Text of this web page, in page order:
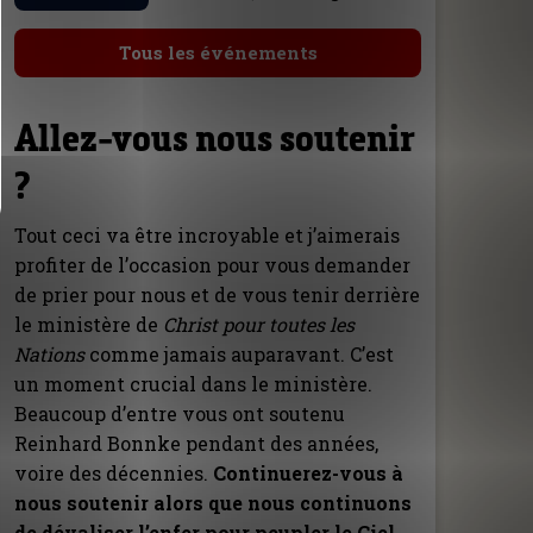
Tous les événements
Allez-vous nous soutenir
?
Tout ceci va être incroyable et j’aimerais
profiter de l’occasion pour vous demander
de prier pour nous et de vous tenir derrière
le ministère de Christ pour toutes les
Nationscomme jamais auparavant. C’est
un moment crucial dans le ministère.
Beaucoup d’entre vous ont soutenu
Reinhard Bonnke pendant des années,
voire des décennies. Continuerez-vous à
nous soutenir alors que nous continuons